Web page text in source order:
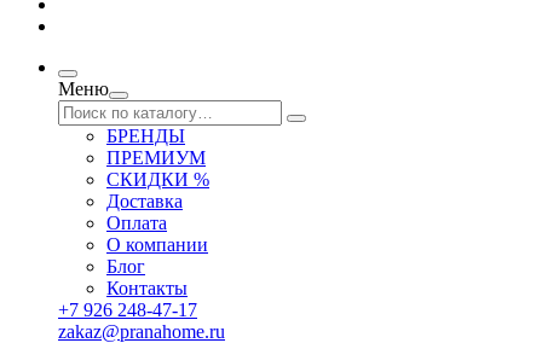
Меню
БРЕНДЫ
ПРЕМИУМ
СКИДКИ %
Доставка
Оплата
О компании
Блог
Контакты
+7 926 248-47-17
zakaz@pranahome.ru